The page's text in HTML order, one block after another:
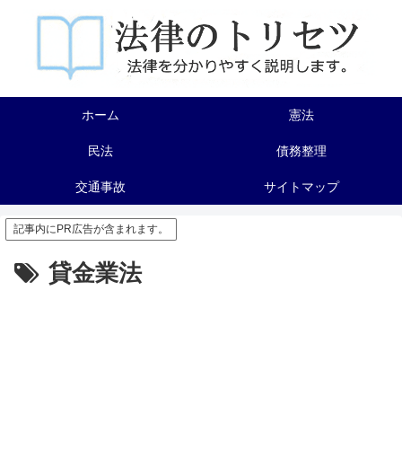
ホーム 憲法
民法 債務整理
交通事故 サイトマップ
記事内にPR広告が含まれます。
貸金業法